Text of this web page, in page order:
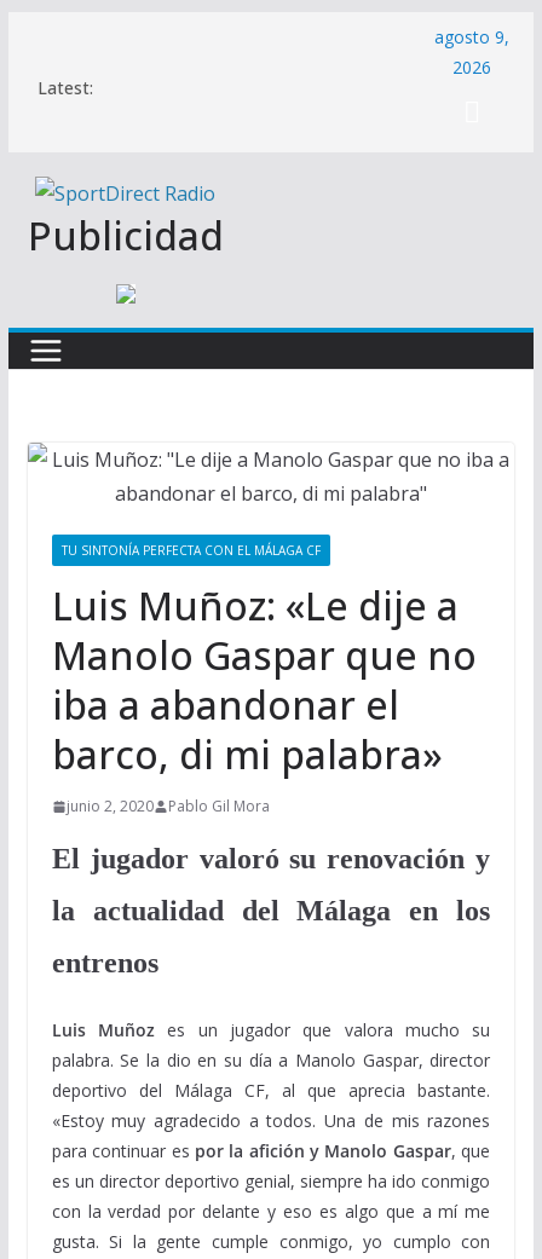
contenido
Latest:
agosto 9,
2026
Publicidad
TU SINTONÍA PERFECTA CON EL MÁLAGA CF
Luis Muñoz: «Le dije a
Manolo Gaspar que no
iba a abandonar el
barco, di mi palabra»
junio 2, 2020 Pablo Gil Mora
El jugador valoró su renovación y
la actualidad del Málaga en los
entrenos
Luis Muñoz es un jugador que valora mucho su
palabra. Se la dio en su día a Manolo Gaspar, director
deportivo del Málaga CF, al que aprecia bastante.
«Estoy muy agradecido a todos. Una de mis razones
para continuar es por la afición y Manolo Gaspar, que
es un director deportivo genial, siempre ha ido conmigo
con la verdad por delante y eso es algo que a mí me
gusta. Si la gente cumple conmigo, yo cumplo con